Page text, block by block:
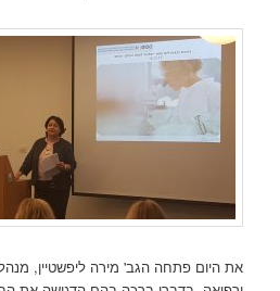
את היום פתחה הגב' מירה ליפשטיין,